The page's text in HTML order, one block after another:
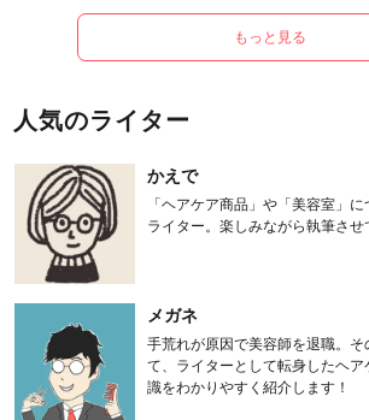
もっと見る
人気のライター
かえで
「ヘアケア商品」や「美容室」
ライター。楽しみながら執筆させ
メガネ
手荒れが原因で美容師を退職。
て、ライターとして転身したヘ
識をわかりやすく紹介します！